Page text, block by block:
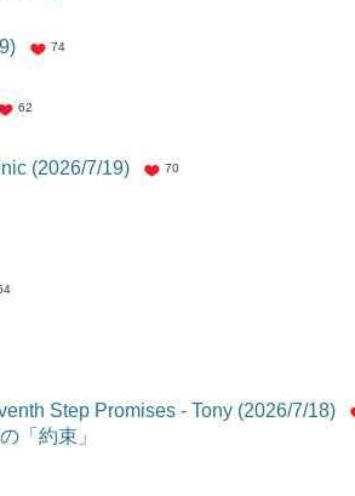
74
62
(2026/7/19)
70
Step Promises - Tony (2026/7/18)
「約束」